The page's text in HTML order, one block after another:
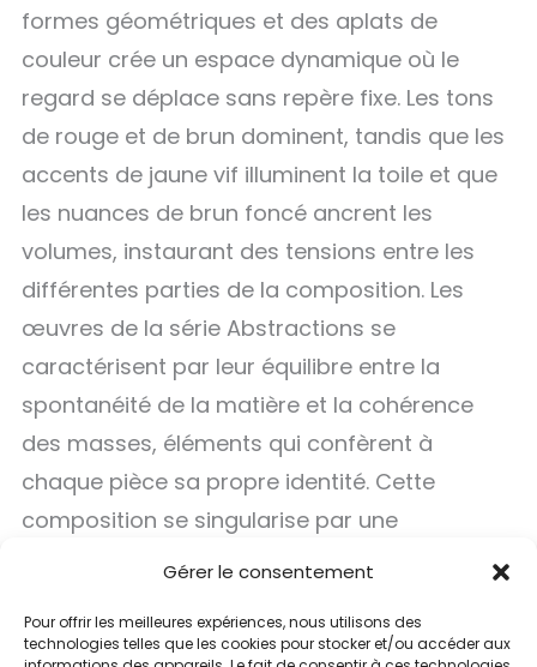
Gérer le consentement
Pour offrir les meilleures expériences, nous utilisons des
technologies telles que les cookies pour stocker et/ou accéder aux
formes géométriques et des aplats de
couleur crée un espace dynamique où le
regard se déplace sans repère fixe. Les tons
de rouge et de brun dominent, tandis que les
accents de jaune vif illuminent la toile et que
les nuances de brun foncé ancrent les
volumes, instaurant des tensions entre les
différentes parties de la composition. Les
œuvres de la série Abstractions se
caractérisent par leur équilibre entre la
spontanéité de la matière et la cohérence
des masses, éléments qui confèrent à
chaque pièce sa propre identité. Cette
composition se singularise par une
organisation spatiale qui évoque subtilement
profonde abstraction qui ouvre des